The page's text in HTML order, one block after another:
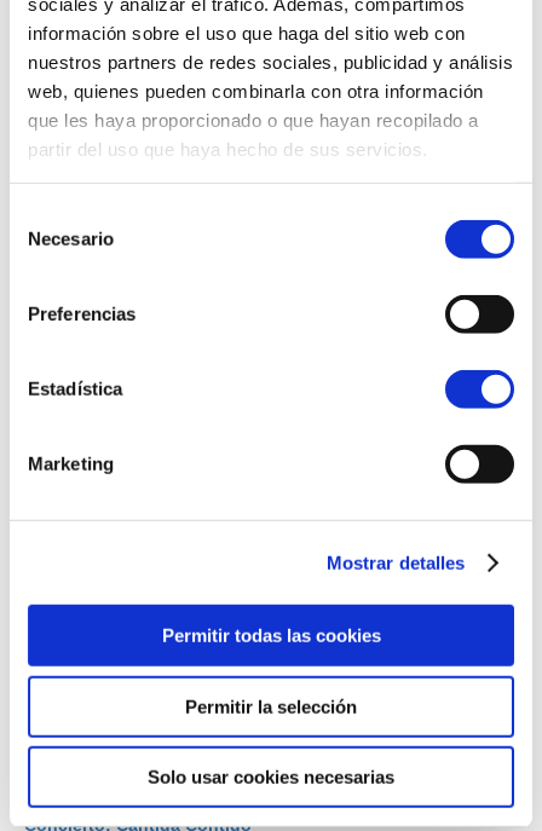
información sobre el uso que haga del sitio web con
nuestros partners de redes sociales, publicidad y análisis
web, quienes pueden combinarla con otra información
que les haya proporcionado o que hayan recopilado a
partir del uso que haya hecho de sus servicios.
Necesario
Preferencias
Estadística
Marketing
Mostrar detalles
Permitir todas las cookies
Permitir la selección
Solo usar cookies necesarias
Junio 2026
Otras actividades:
Salida Interpretativa por el valle de Izas
Plaza del Ayuntamiento Canfranc Estación[Leer más]
X Edición ARTIC Pirineos Canfranc
12/06/2026 / 14/06/2026
Canfranc[Leer más]
Canfranc
Salón de Plenos del Ayuntamiento Canfranc[Leer más]
Concierto: Cantiga Contigo